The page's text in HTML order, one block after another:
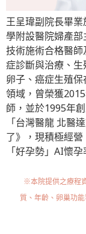
王呈瑋副院長畢
學附設醫院婦產
技術施術合格醫
症診斷與治療、
卵子、癌症生殖
領域，曾榮獲
師，並於1995年
「台灣醫龍 北醫
了》，現積極經
「好孕勢」AI懷
※本院提供之療程
質、年齡、卵巢功